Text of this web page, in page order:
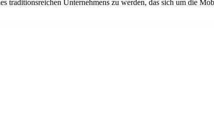
traditionsreichen Unternehmens zu werden, das sich um die